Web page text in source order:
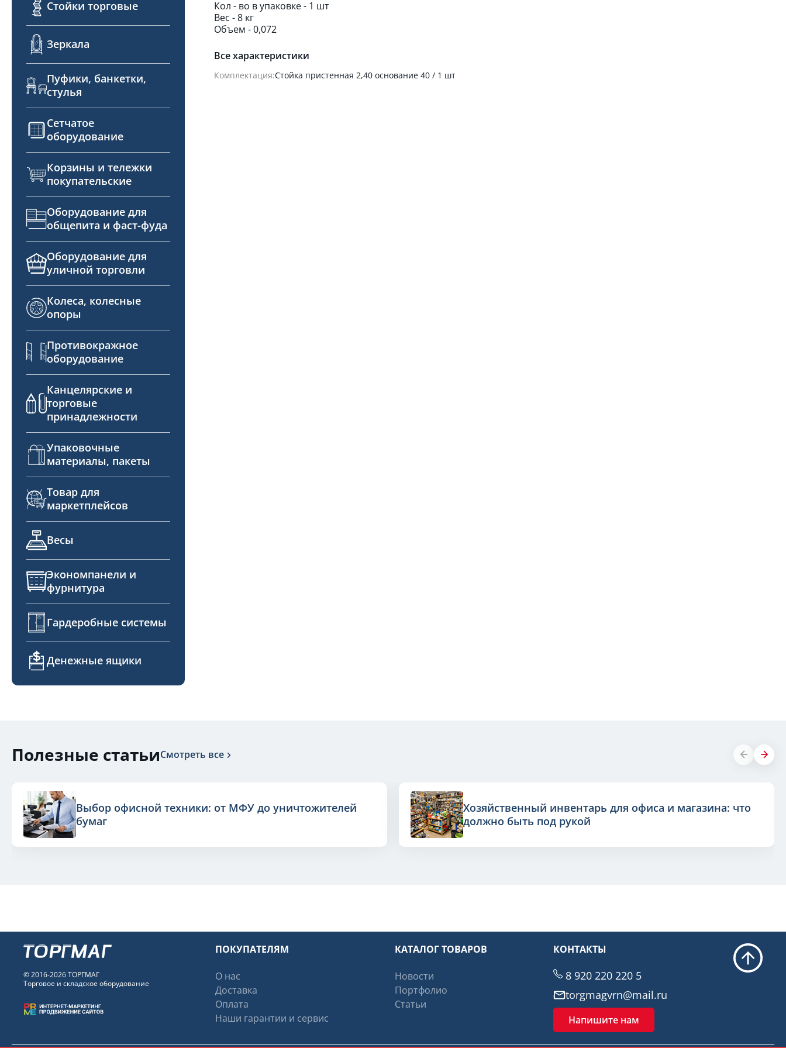
Стойки торговые
Зеркала
Пуфики, банкетки,
стулья
Сетчатое
оборудование
Корзины и тележки
покупательские
Оборудование для
общепита и фаст-фуда
Оборудование для
уличной торговли
Колеса, колесные
опоры
Противокражное
оборудование
Канцелярские и
торговые
принадлежности
Упаковочные
материалы, пакеты
Товар для
маркетплейсов
Весы
Экономпанели и
фурнитура
Гардеробные системы
Денежные ящики
Кол - во в упаковке - 1 шт
Вес - 8 кг
Объем - 0,072
Все характеристики
Комплектация:Стойка пристенная 2,40 основание 40 / 1 шт
Полезные статьиСмотреть все
Выбор офисной техники: от МФУ до уничтожителей
бумаг
Хозяйственный инвентарь для офиса и магазина: что
должно быть под рукой
© 2016-2026 ТОРГМАГ
Торговое и складское оборудование
ПОКУПАТЕЛЯМ
О нас
Доставка
Оплата
Наши гарантии и сервис
КАТАЛОГ ТОВАРОВ
Новости
Портфолио
Статьи
КОНТАКТЫ
8 920 220 220 5
torgmagvrn@mail.ru
Напишите нам